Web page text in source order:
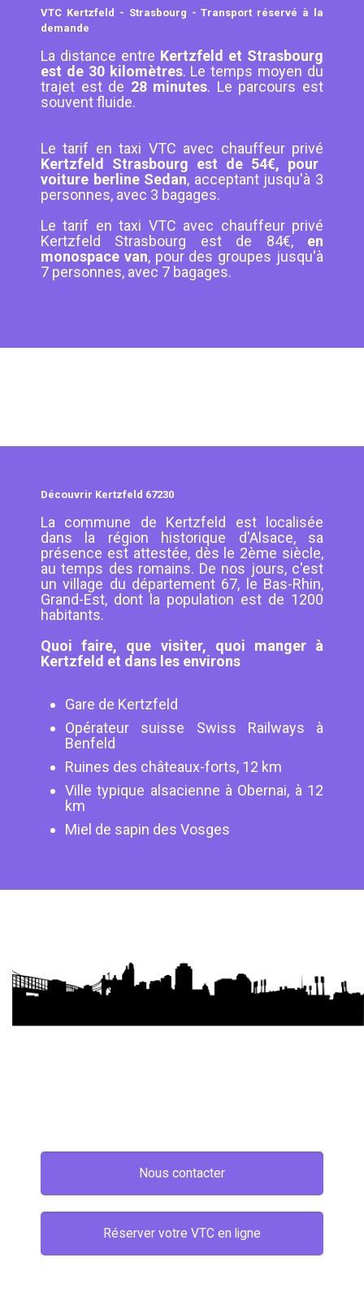
VTC Kertzfeld - Strasbourg - Transport réservé à la
demande
La distance entre Kertzfeld et Strasbourg
est de 30 kilomètres. Le temps moyen du
trajet est de 28 minutes. Le parcours est
souvent fluide.
Le tarif en taxi VTC avec chauffeur privé
Kertzfeld Strasbourg est de 54€, pour
voiture berline Sedan, acceptant jusqu'à 3
personnes, avec 3 bagages.
Le tarif en taxi VTC avec chauffeur privé
Kertzfeld Strasbourg est de 84€, en
monospace van, pour des groupes jusqu'à
7 personnes, avec 7 bagages.
Découvrir Kertzfeld 67230
La commune de Kertzfeld est localisée
dans la région historique d'Alsace, sa
présence est attestée, dès le 2ème siècle,
au temps des romains. De nos jours, c'est
un village du département 67, le Bas-Rhin,
Grand-Est, dont la population est de 1200
habitants.
Quoi faire, que visiter, quoi manger à
Kertzfeld et dans les environs
Gare de Kertzfeld
Opérateur suisse Swiss Railways à
Benfeld
Ruines des châteaux-forts, 12 km
Ville typique alsacienne à Obernai, à 12
km
Miel de sapin des Vosges
Nous contacter
Réserver votre VTC en ligne